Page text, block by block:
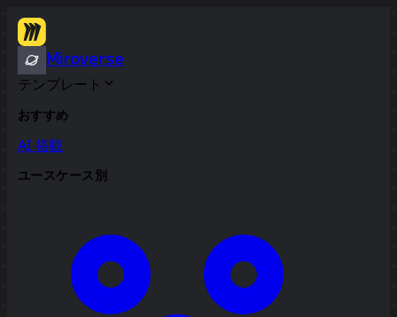
Miroverse
テンプレート
おすすめ
AI 搭載
ユースケース別